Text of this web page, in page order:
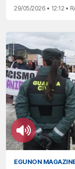
29/05/2026 • 12:12 •
EGUNON